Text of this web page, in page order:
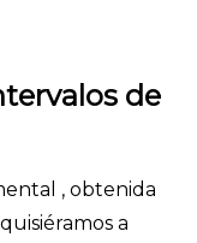
de
, obtenida
a